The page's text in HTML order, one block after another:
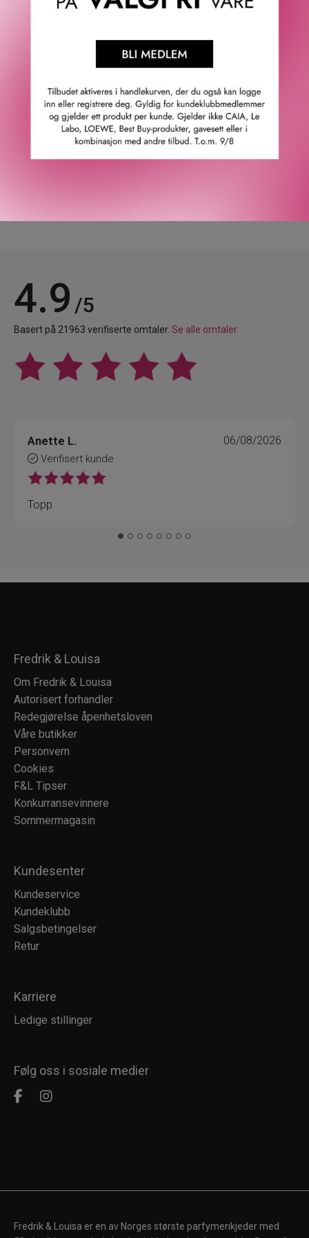
parfymemaker Pascal Gaurin.
Hjertenoter: Heliotrope, sjasmin og rose.
Bunnoter: Vaniljestang, kakao, rom Absolute og cypriol.
GTIN: 0701666410973
4.9 /5
Basert på 21963 verifiserte omtaler. Se alle omtaler.
Anette L.
Verifisert kunde
06/08/2026
Topp
Fredrik & Louisa
Om Fredrik & Louisa
Autorisert forhandler
Redegjørelse åpenhetsloven
Våre butikker
Personvern
Cookies
F&L Tipser
Konkurransevinnere
Sommermagasin
Kundesenter
Kundeservice
Kundeklubb
Salgsbetingelser
Retur
Karriere
Ledige stillinger
Følg oss i sosiale medier
Fredrik & Louisa er en av Norges største parfymerikjeder med